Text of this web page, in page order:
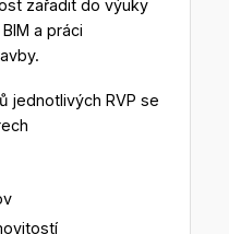
zařadit do výuky
a práci
jednotlivých RVP se